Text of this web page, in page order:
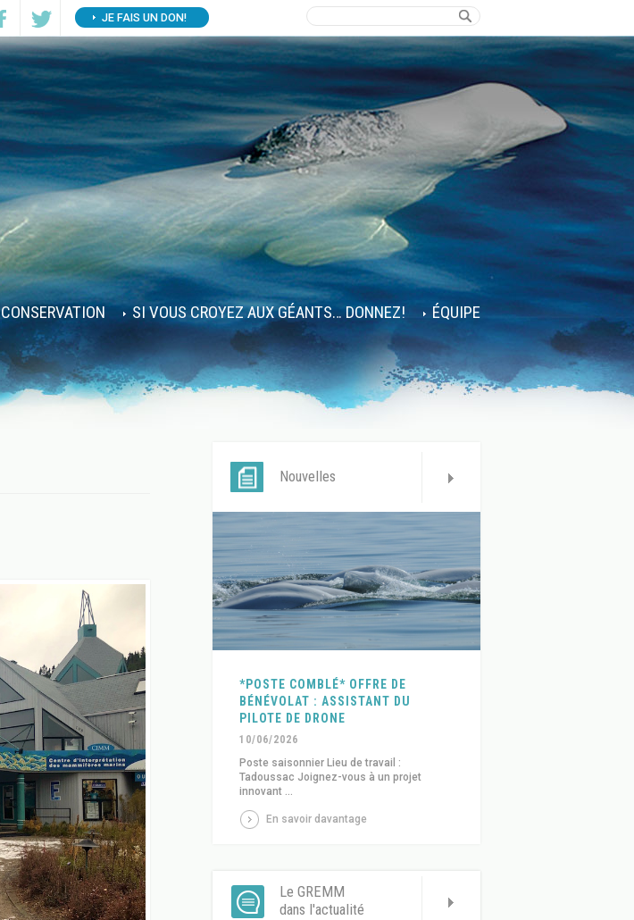
JE FAIS UN DON!
CONSERVATION SI VOUS CROYEZ AUX GÉANTS… DONNEZ! ÉQUIPE
Nouvelles
*POSTE COMBLÉ* OFFRE DE
BÉNÉVOLAT : ASSISTANT DU
PILOTE DE DRONE
10/06/2026
Poste saisonnier Lieu de travail :
Tadoussac Joignez-vous à un projet
innovant ...
En savoir davantage
Le GREMM
dans l'actualité